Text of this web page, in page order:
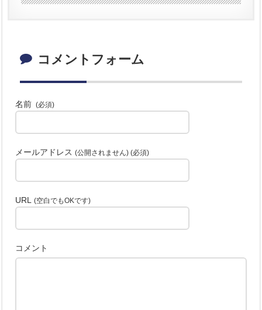
コメントフォーム
名前 (必須)
メールアドレス(公開されません) (必須)
URL(空白でもOKです)
コメント